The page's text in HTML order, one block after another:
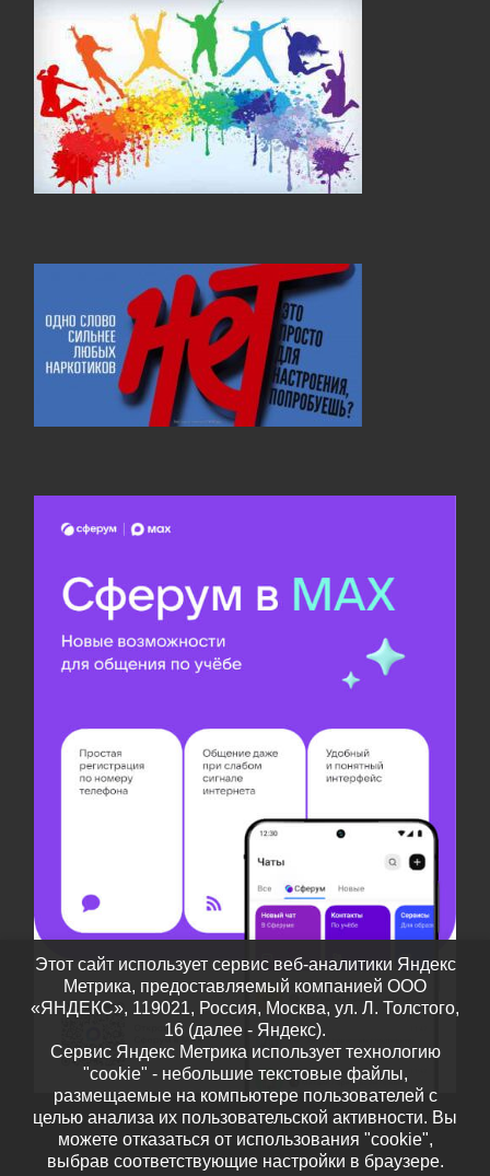
Этот сайт использует сервис веб-аналитики Яндекс
Метрика, предоставляемый компанией ООО
«ЯНДЕКС», 119021, Россия, Москва, ул. Л. Толстого,
16 (далее - Яндекс).
Сервис Яндекс Метрика использует технологию
"cookie" - небольшие текстовые файлы,
размещаемые на компьютере пользователей с
целью анализа их пользовательской активности. Вы
можете отказаться от использования "cookie",
выбрав соответствующие настройки в браузере.